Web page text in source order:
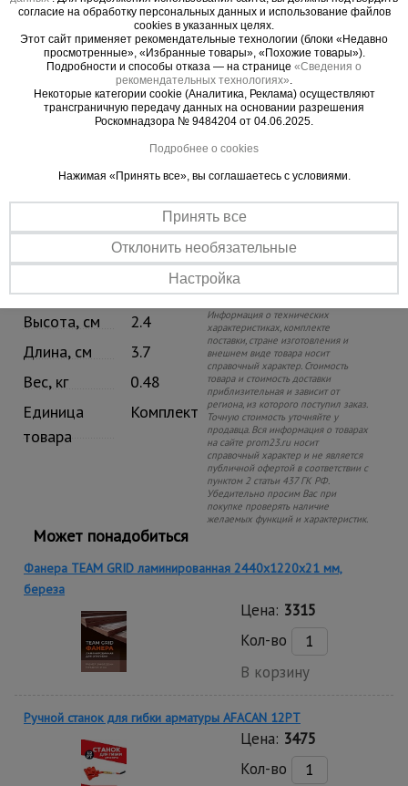
Упаковка
Ширина, см
3.7
Высота, см
2.4
Длина, см
3.7
Вес, кг
0.48
Единица
товара
Комплект
Внимание!
Информация о технических
характеристиках, комплекте
поставки, стране изготовления и
внешнем виде товара носит
справочный характер. Стоимость
товара и стоимость доставки
приблизительная и зависит от
региона, из которого поступил заказ.
Точную стоимость уточняйте у
продавца. Вся информация о товарах
на сайте prom23.ru носит
справочный характер и не является
публичной офертой в соответствии с
пунктом 2 статьи 437 ГК РФ.
Убедительно просим Вас при
покупке проверять наличие
желаемых функций и характеристик.
Может понадобиться
Фанера TEAM GRID ламинированная 2440х1220х21 мм,
береза
Цена: 3315
Кол-во
В корзину
Ручной станок для гибки арматуры AFACAN 12PT
Цена: 3475
Кол-во
согласие на обработку персональных данных и использование файлов
cookies в указанных целях.
Этот сайт применяет рекомендательные технологии (блоки «Недавно
просмотренные», «Избранные товары», «Похожие товары»).
Подробности и способы отказа — на странице «Сведения о
рекомендательных технологиях».
Некоторые категории cookie (Аналитика, Реклама) осуществляют
трансграничную передачу данных на основании разрешения
Роскомнадзора № 9484204 от 04.06.2025.
Подробнее о cookies
Нажимая «Принять все», вы соглашаетесь с условиями.
Принять все
Отклонить необязательные
Настройка